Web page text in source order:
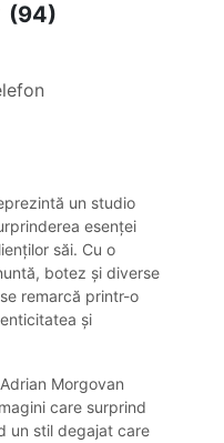
(94)
un studio
esenței
săi. Cu o
botez și diverse
remarcă printr-o
și
Morgovan
care surprind
un stil degajat care